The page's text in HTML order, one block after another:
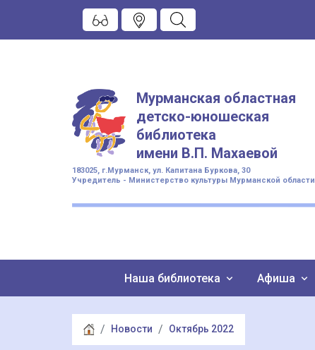
Мурманская областная
детско-юношеская
библиотека
имени В.П. Махаевой
183025, г.Мурманск, ул. Капитана Буркова, 30
Учредитель - Министерство культуры Мурманской области
Наша библиотека Афиша
Новости Октябрь 2022